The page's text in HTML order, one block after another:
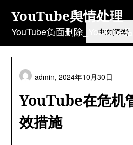
content
YouTube舆情处理
YouTube负面删除_YouTube品
YouTube在危机
效措施
admin,2024年10月30日